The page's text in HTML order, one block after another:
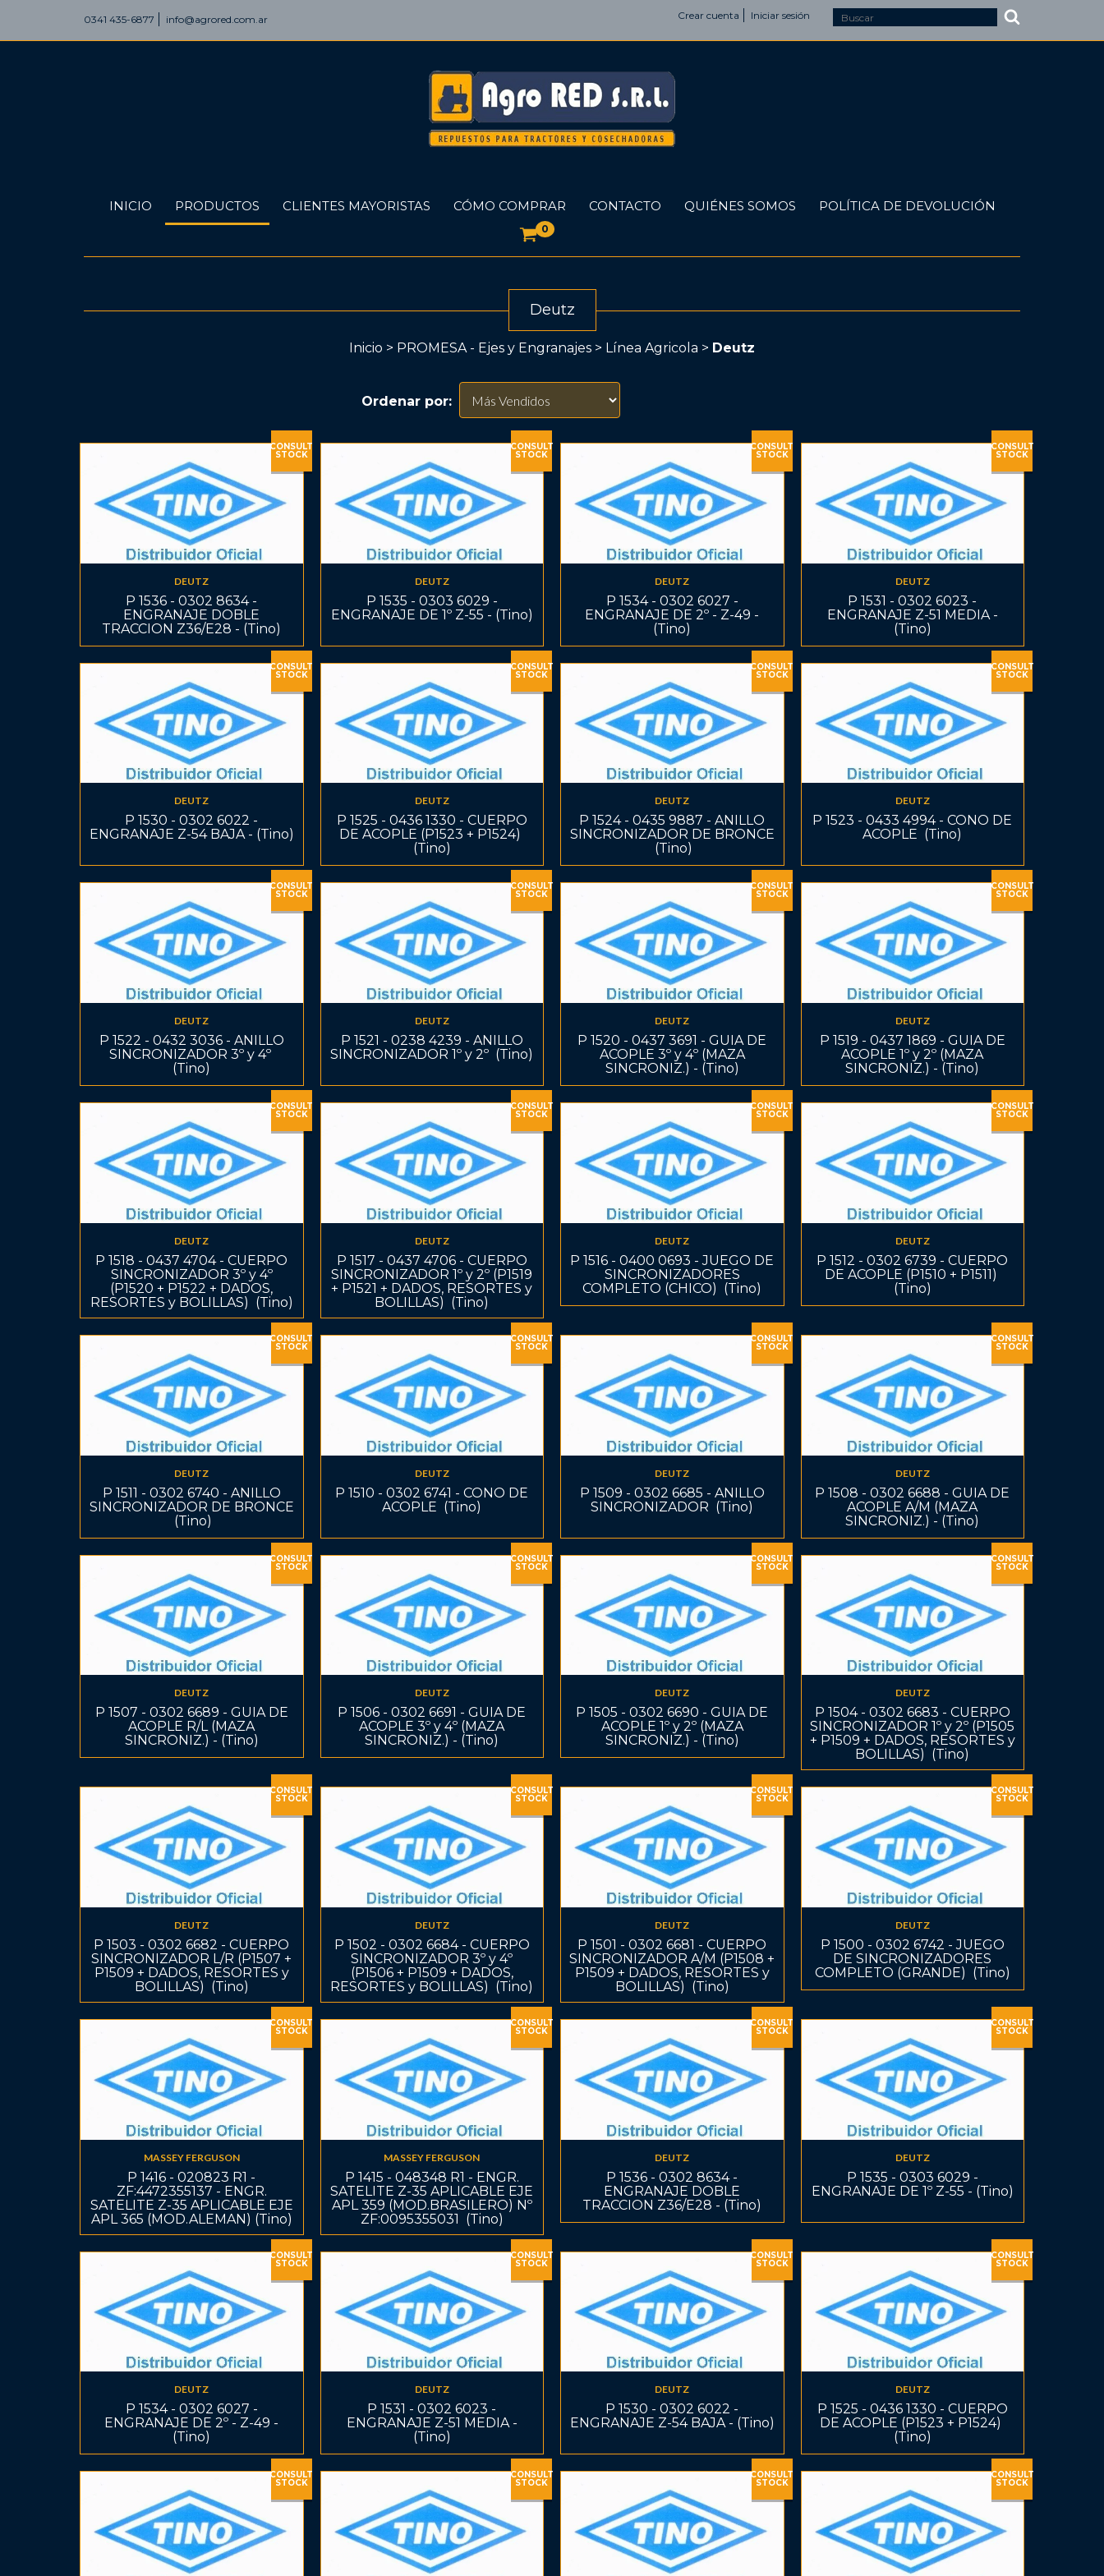
0341 435-6877 info@agrored.com.ar Crear cuenta Iniciar sesión
INICIO PRODUCTOS CLIENTES MAYORISTAS CÓMO COMPRAR CONTACTO QUIÉNES SOMOS POLÍTICA DE DEVOLUCIÓN
0
Deutz
Inicio > PROMESA - Ejes y Engranajes > Línea Agricola > Deutz
Ordenar por:
CONSULT
STOCK
DEUTZ
P 1536 - 0302 8634 -
ENGRANAJE DOBLE
TRACCION Z36/E28 - (Tino)
CONSULT
STOCK
DEUTZ
P 1535 - 0303 6029 -
ENGRANAJE DE 1º Z-55 - (Tino)
CONSULT
STOCK
DEUTZ
P 1534 - 0302 6027 -
ENGRANAJE DE 2º - Z-49 -
(Tino)
CONSULT
STOCK
DEUTZ
P 1531 - 0302 6023 -
ENGRANAJE Z-51 MEDIA -
(Tino)
CONSULT
STOCK
DEUTZ
P 1530 - 0302 6022 -
ENGRANAJE Z-54 BAJA - (Tino)
CONSULT
STOCK
DEUTZ
P 1525 - 0436 1330 - CUERPO
DE ACOPLE (P1523 + P1524) 
(Tino)
CONSULT
STOCK
DEUTZ
P 1524 - 0435 9887 - ANILLO
SINCRONIZADOR DE BRONCE
 (Tino)
CONSULT
STOCK
DEUTZ
P 1523 - 0433 4994 - CONO DE
ACOPLE  (Tino)
CONSULT
STOCK
DEUTZ
P 1522 - 0432 3036 - ANILLO
SINCRONIZADOR 3º y 4º 
(Tino)
CONSULT
STOCK
DEUTZ
P 1521 - 0238 4239 - ANILLO
SINCRONIZADOR 1º y 2º  (Tino)
CONSULT
STOCK
DEUTZ
P 1520 - 0437 3691 - GUIA DE
ACOPLE 3º y 4º (MAZA
SINCRONIZ.) - (Tino)
CONSULT
STOCK
DEUTZ
P 1519 - 0437 1869 - GUIA DE
ACOPLE 1º y 2º (MAZA
SINCRONIZ.) - (Tino)
CONSULT
STOCK
DEUTZ
P 1518 - 0437 4704 - CUERPO
SINCRONIZADOR 3º y 4º
(P1520 + P1522 + DADOS,
RESORTES y BOLILLAS)  (Tino)
CONSULT
STOCK
DEUTZ
P 1517 - 0437 4706 - CUERPO
SINCRONIZADOR 1º y 2º (P1519
+ P1521 + DADOS, RESORTES y
BOLILLAS)  (Tino)
CONSULT
STOCK
DEUTZ
P 1516 - 0400 0693 - JUEGO DE
SINCRONIZADORES
COMPLETO (CHICO)  (Tino)
CONSULT
STOCK
DEUTZ
P 1512 - 0302 6739 - CUERPO
DE ACOPLE (P1510 + P1511) 
(Tino)
CONSULT
STOCK
DEUTZ
P 1511 - 0302 6740 - ANILLO
SINCRONIZADOR DE BRONCE
 (Tino)
CONSULT
STOCK
DEUTZ
P 1510 - 0302 6741 - CONO DE
ACOPLE  (Tino)
CONSULT
STOCK
DEUTZ
P 1509 - 0302 6685 - ANILLO
SINCRONIZADOR  (Tino)
CONSULT
STOCK
DEUTZ
P 1508 - 0302 6688 - GUIA DE
ACOPLE A/M (MAZA
SINCRONIZ.) - (Tino)
CONSULT
STOCK
DEUTZ
P 1507 - 0302 6689 - GUIA DE
ACOPLE R/L (MAZA
SINCRONIZ.) - (Tino)
CONSULT
STOCK
DEUTZ
P 1506 - 0302 6691 - GUIA DE
ACOPLE 3º y 4º (MAZA
SINCRONIZ.) - (Tino)
CONSULT
STOCK
DEUTZ
P 1505 - 0302 6690 - GUIA DE
ACOPLE 1º y 2º (MAZA
SINCRONIZ.) - (Tino)
CONSULT
STOCK
DEUTZ
P 1504 - 0302 6683 - CUERPO
SINCRONIZADOR 1º y 2º (P1505
+ P1509 + DADOS, RESORTES y
BOLILLAS)  (Tino)
CONSULT
STOCK
DEUTZ
P 1503 - 0302 6682 - CUERPO
SINCRONIZADOR L/R (P1507 +
P1509 + DADOS, RESORTES y
BOLILLAS)  (Tino)
CONSULT
STOCK
DEUTZ
P 1502 - 0302 6684 - CUERPO
SINCRONIZADOR 3º y 4º
(P1506 + P1509 + DADOS,
RESORTES y BOLILLAS)  (Tino)
CONSULT
STOCK
DEUTZ
P 1501 - 0302 6681 - CUERPO
SINCRONIZADOR A/M (P1508 +
P1509 + DADOS, RESORTES y
BOLILLAS)  (Tino)
CONSULT
STOCK
DEUTZ
P 1500 - 0302 6742 - JUEGO
DE SINCRONIZADORES
COMPLETO (GRANDE)  (Tino)
CONSULT
STOCK
MASSEY FERGUSON
P 1416 - 020823 R1 -
ZF:4472355137 - ENGR.
SATELITE Z-35 APLICABLE EJE
APL 365 (MOD.ALEMAN) (Tino)
CONSULT
STOCK
MASSEY FERGUSON
P 1415 - 048348 R1 - ENGR.
SATELITE Z-35 APLICABLE EJE
APL 359 (MOD.BRASILERO) Nº
ZF:0095355031  (Tino)
CONSULT
STOCK
DEUTZ
P 1536 - 0302 8634 -
ENGRANAJE DOBLE
TRACCION Z36/E28 - (Tino)
CONSULT
STOCK
DEUTZ
P 1535 - 0303 6029 -
ENGRANAJE DE 1º Z-55 - (Tino)
CONSULT
STOCK
DEUTZ
P 1534 - 0302 6027 -
ENGRANAJE DE 2º - Z-49 -
(Tino)
CONSULT
STOCK
DEUTZ
P 1531 - 0302 6023 -
ENGRANAJE Z-51 MEDIA -
(Tino)
CONSULT
STOCK
DEUTZ
P 1530 - 0302 6022 -
ENGRANAJE Z-54 BAJA - (Tino)
CONSULT
STOCK
DEUTZ
P 1525 - 0436 1330 - CUERPO
DE ACOPLE (P1523 + P1524) 
(Tino)
CONSULT
STOCK
CONSULT
STOCK
CONSULT
STOCK
CONSULT
STOCK